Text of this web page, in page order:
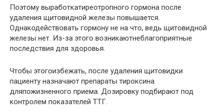
Поэтому выработкатиреотропного гормона после
удаления щитовидной железы повышается.
Однакодействовать гормону не на что, ведь щитовидной
железы нет. Из-за этого возникаютнеблагоприятные
последствия для здоровья.
Чтобы этогоизбежать, после удаления щитовидки
пациенту назначают препараты тироксина
дляпожизненного приема. Дозировку подбирают под
контролем показателей ТТГ.